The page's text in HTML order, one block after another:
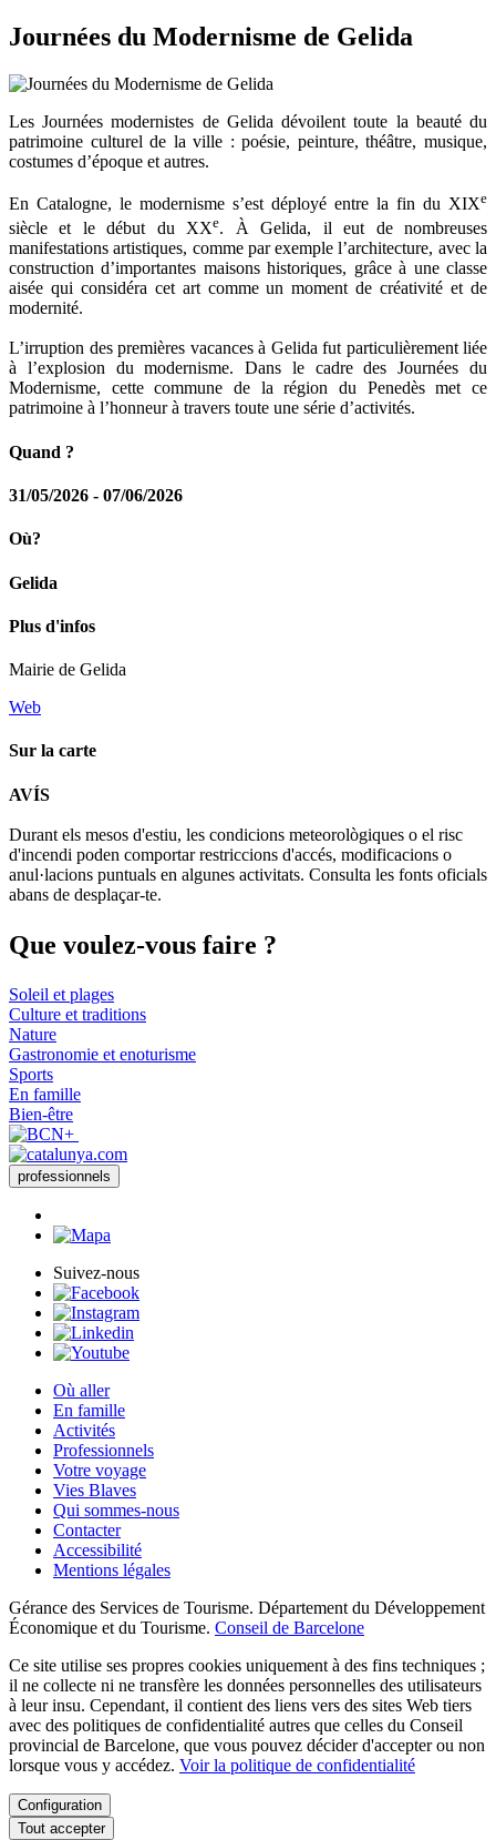
Journées du Modernisme de Gelida
Les Journées modernistes de Gelida dévoilent toute la beauté du
patrimoine culturel de la ville : poésie, peinture, théâtre, musique,
costumes d’époque et autres.
En Catalogne, le modernisme s’est déployé entre la fin du XIXe
siècle et le début du XXe. À Gelida, il eut de nombreuses
manifestations artistiques, comme par exemple l’architecture, avec la
construction d’importantes maisons historiques, grâce à une classe
aisée qui considéra cet art comme un moment de créativité et de
modernité.
L’irruption des premières vacances à Gelida fut particulièrement liée
à l’explosion du modernisme. Dans le cadre des Journées du
Modernisme, cette commune de la région du Penedès met ce
patrimoine à l’honneur à travers toute une série d’activités.
Quand ?
31/05/2026 - 07/06/2026
Où?
Gelida
Plus d'infos
Mairie de Gelida
Web
Sur la carte
−
AVÍS
Durant els mesos d'estiu, les condicions meteorològiques o el risc
d'incendi poden comportar restriccions d'accés, modificacions o
anul·lacions puntuals en algunes activitats. Consulta les fonts oficials
abans de desplaçar-te.
Que voulez-vous faire ?
Soleil et plages
Culture et traditions
Nature
Gastronomie et enoturisme
Sports
En famille
Bien-être
professionnels
Suivez-nous
Où aller
En famille
Activités
Professionnels
Votre voyage
Vies Blaves
Qui sommes-nous
Contacter
Accessibilité
Mentions légales
Gérance des Services de Tourisme. Département du Développement
Économique et du Tourisme. Conseil de Barcelone
Ce site utilise ses propres cookies uniquement à des fins techniques ;
il ne collecte ni ne transfère les données personnelles des utilisateurs
à leur insu. Cependant, il contient des liens vers des sites Web tiers
avec des politiques de confidentialité autres que celles du Conseil
provincial de Barcelone, que vous pouvez décider d'accepter ou non
lorsque vous y accédez. Voir la politique de confidentialité
Configuration
Tout accepter